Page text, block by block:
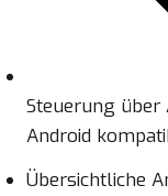
Steuerung über
Android
Übersichtliche